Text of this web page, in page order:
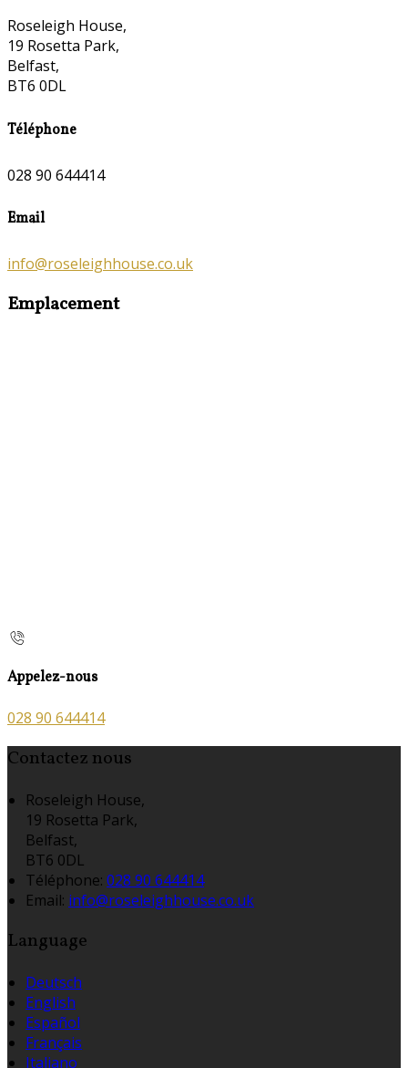
Roseleigh House,
19 Rosetta Park,
Belfast,
BT6 0DL
Téléphone
028 90 644414
Email
info@roseleighhouse.co.uk
Emplacement
Appelez-nous
028 90 644414
Contactez nous
Roseleigh House,
19 Rosetta Park,
Belfast,
BT6 0DL
Téléphone: 028 90 644414
Email: info@roseleighhouse.co.uk
Language
Deutsch
English
Español
Français
Italiano